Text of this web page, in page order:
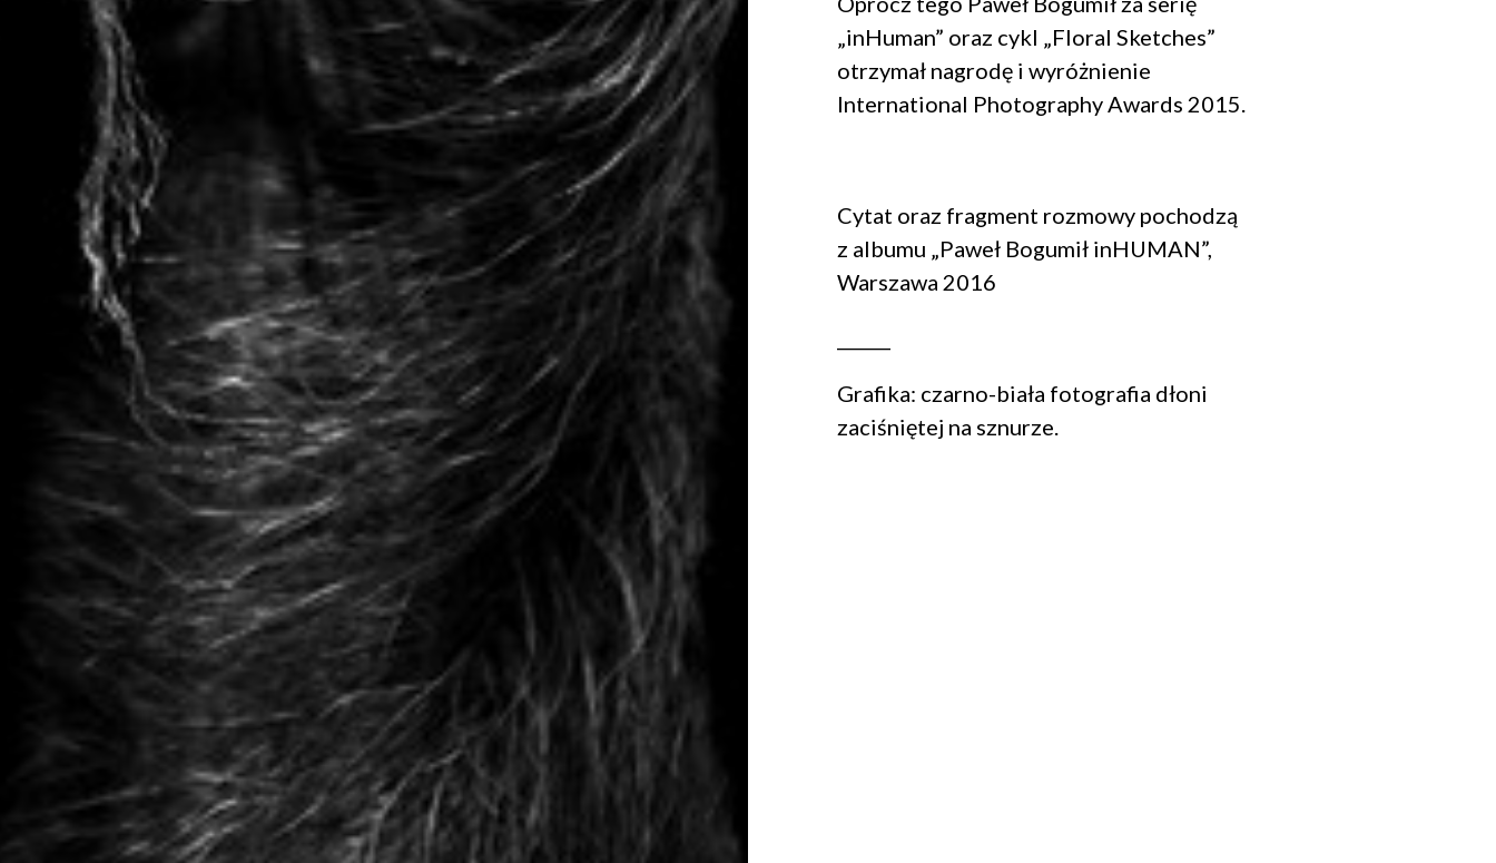
„inHuman” oraz cykl „Floral Sketches”
otrzymał nagrodę i wyróżnienie
International Photography Awards 2015.
Cytat oraz fragment rozmowy pochodzą
z albumu „Paweł Bogumił inHUMAN”,
Warszawa 2016
Grafika: czarno-biała fotografia dłoni
zaciśniętej na sznurze.